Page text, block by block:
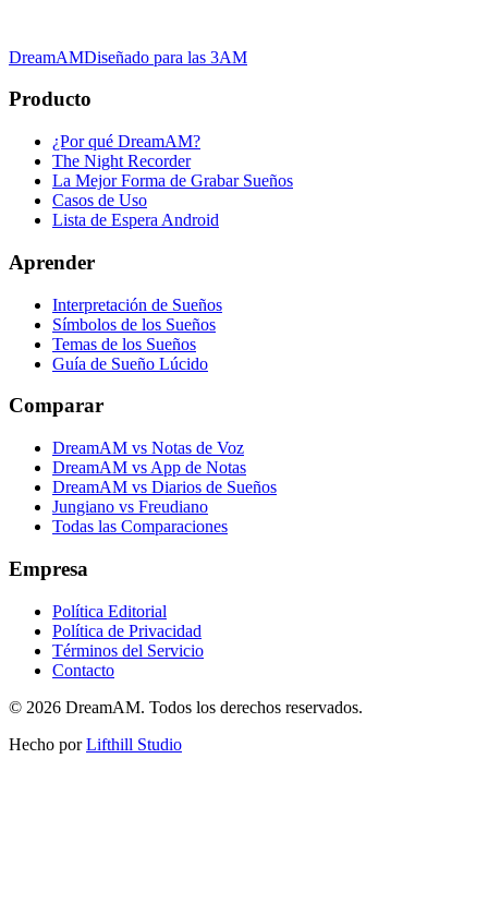
DreamAMDiseñado para las 3AM
Producto
¿Por qué DreamAM?
The Night Recorder
La Mejor Forma de Grabar Sueños
Casos de Uso
Lista de Espera Android
Aprender
Interpretación de Sueños
Símbolos de los Sueños
Temas de los Sueños
Guía de Sueño Lúcido
Comparar
DreamAM vs Notas de Voz
DreamAM vs App de Notas
DreamAM vs Diarios de Sueños
Jungiano vs Freudiano
Todas las Comparaciones
Empresa
Política Editorial
Política de Privacidad
Términos del Servicio
Contacto
© 2026 DreamAM. Todos los derechos reservados.
Hecho por Lifthill Studio